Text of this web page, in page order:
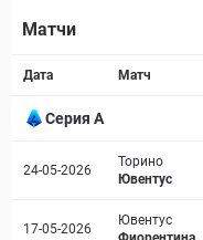
Матчи
Дата Матч
Серия А
24-05-2026
Торино
Ювентус
17-05-2026
Ювентус